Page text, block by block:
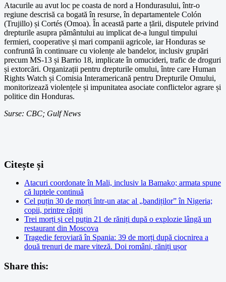
Atacurile au avut loc pe coasta de nord a Hondurasului, într-o
regiune descrisă ca bogată în resurse, în departamentele Colón
(Trujillo) și Cortés (Omoa). În această parte a țării, disputele privind
drepturile asupra pământului au implicat de-a lungul timpului
fermieri, cooperative și mari companii agricole, iar Honduras se
confruntă în continuare cu violențe ale bandelor, inclusiv grupări
precum MS-13 și Barrio 18, implicate în omucideri, trafic de droguri
și extorcări. Organizații pentru drepturile omului, între care Human
Rights Watch și Comisia Interamericană pentru Drepturile Omului,
monitorizează violențele și impunitatea asociate conflictelor agrare și
politice din Honduras.
Surse: CBC; Gulf News
Citește și
Atacuri coordonate în Mali, inclusiv la Bamako; armata spune
că luptele continuă
Cel puțin 30 de morți într-un atac al „bandiților” în Nigeria;
copii, printre răpiți
Trei morți și cel puțin 21 de răniți după o explozie lângă un
restaurant din Moscova
Tragedie feroviară în Spania: 39 de morți după ciocnirea a
două trenuri de mare viteză. Doi români, răniți ușor
Share this: